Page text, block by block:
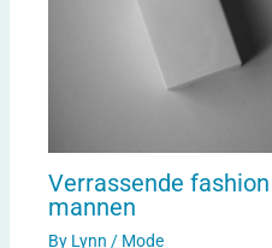
Verrassende
mannen
By Lynn / Mode